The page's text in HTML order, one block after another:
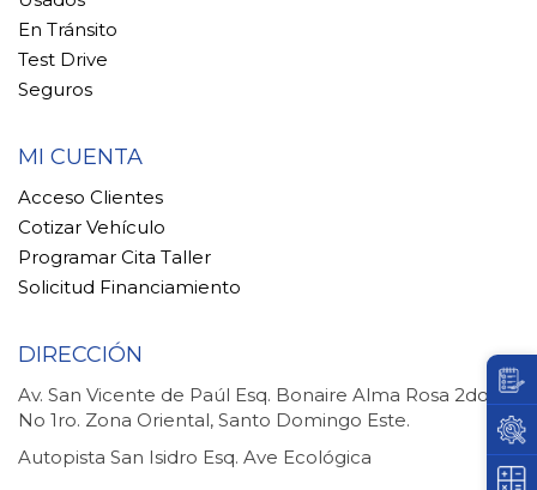
En Tránsito
Test Drive
Seguros
MI CUENTA
Acceso Clientes
Cotizar Vehículo
Programar Cita Taller
Solicitud Financiamiento
DIRECCIÓN
Av. San Vicente de Paúl Esq. Bonaire Alma Rosa 2do.
No 1ro. Zona Oriental, Santo Domingo Este.
Autopista San Isidro Esq. Ave Ecológica